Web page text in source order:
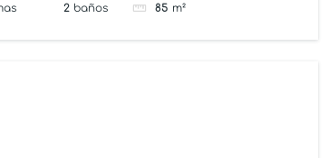
2 baños 85 m²